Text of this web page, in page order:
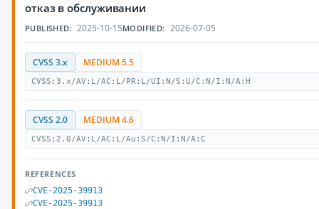
отказ в обслуживании
PUBLISHED: 2025-10-15MODIFIED: 2026-07-05
CVSS 3.x MEDIUM 5.5
CVSS:3.x/AV:L/AC:L/PR:L/UI:N/S:U/C:N/I:N/A:H
CVSS 2.0 MEDIUM 4.6
CVSS:2.0/AV:L/AC:L/Au:S/C:N/I:N/A:C
REFERENCES
CVE-2025-39913
CVE-2025-39913